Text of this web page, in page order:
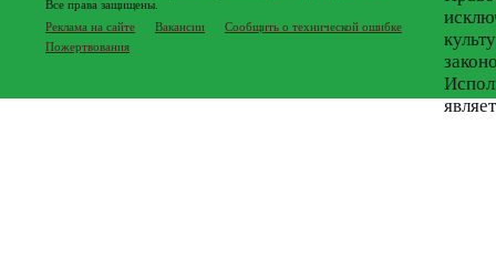
Все права защищены.
Реклама на сайте
Вакансии
Сообщить о технической ошибке
Пожертвования